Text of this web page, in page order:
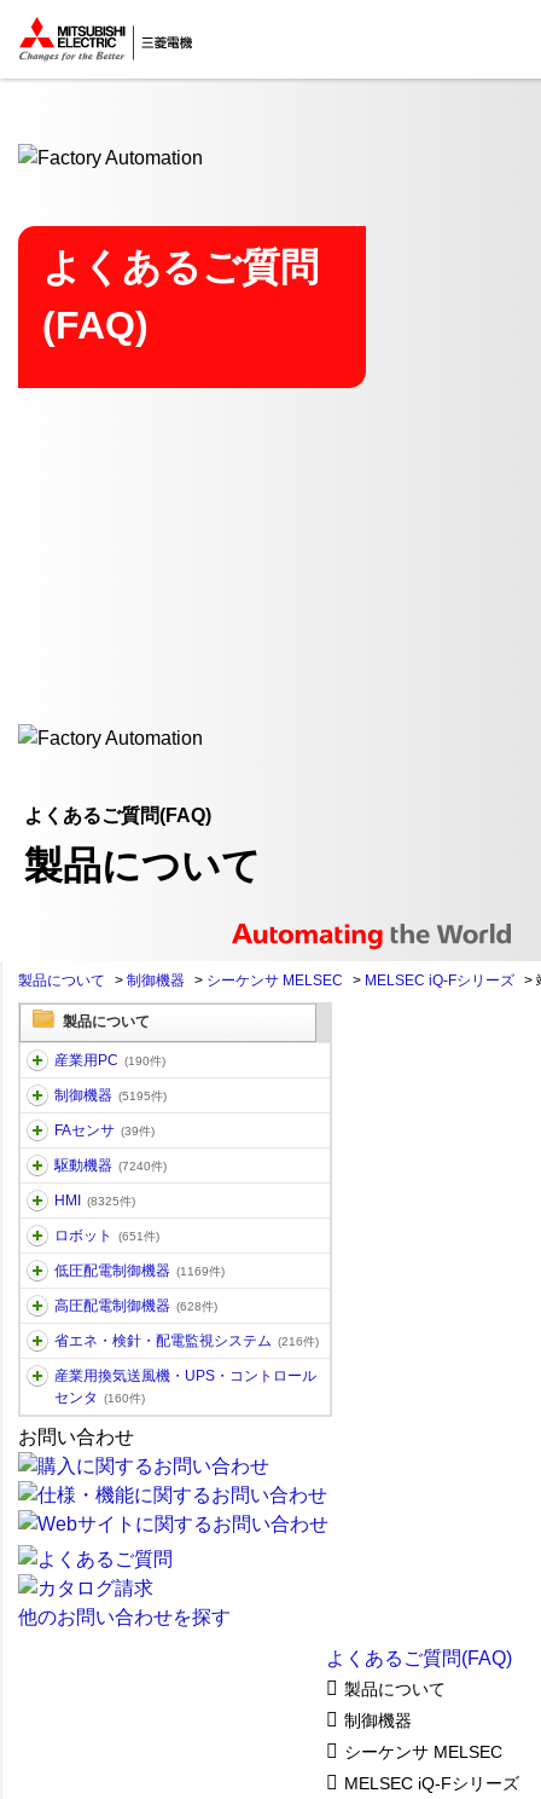
ここから本文
よくあるご質問
(FAQ)
よくあるご質問(FAQ)
製品について
製品について > 制御機器 > シーケンサ MELSEC > MELSEC iQ-Fシリーズ >
製品について
産業用PC (190件)
制御機器 (5195件)
FAセンサ (39件)
駆動機器 (7240件)
HMI (8325件)
ロボット (651件)
低圧配電制御機器 (1169件)
高圧配電制御機器 (628件)
省エネ・検針・配電監視システム (216件)
産業用換気送風機・UPS・コントロール
センタ
(160件)
お問い合わせ
他のお問い合わせを探す
よくあるご質問(FAQ)
製品について
制御機器
シーケンサ MELSEC
MELSEC iQ-Fシリーズ